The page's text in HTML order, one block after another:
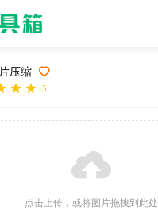
压缩
5
点击上传，或将图片拖拽到此处